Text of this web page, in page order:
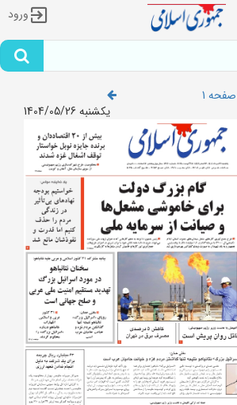
ورود
صفحه 1
یکشنبه 1404/05/26